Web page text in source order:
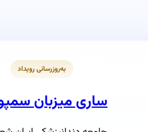
به‌روزرسانی رویداد
ساری میزبان